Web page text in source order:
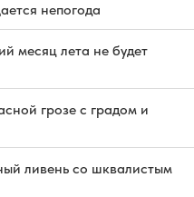
непогода
месяц лета не будет
грозе с градом и
ливень со шквалистым